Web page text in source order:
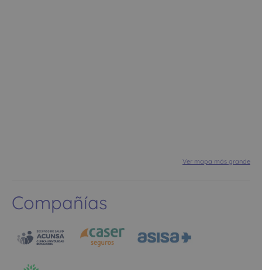
Ver mapa más grande
Compañías